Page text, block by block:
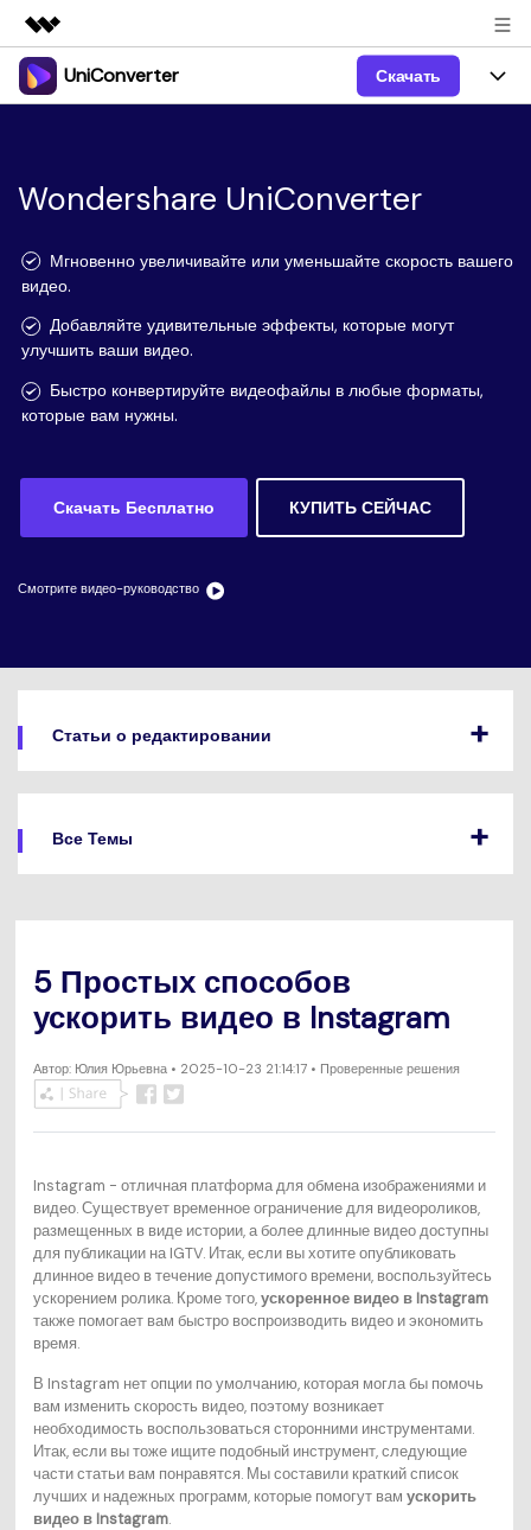
Рекомендуемые продукты
Решения
О нас
Новости
Покупка
UniConverter Скачать
Windows
Mac
UniConverter для Mac
Функции
AI функции
Больше инструментов
Руководство
Блог
Пользователи Социальных Сетей
Фотография
ВидеоурокиПосмотрите видеоурок и узнайте, как использовать
Поддержка
UniConverter.
устройств и графических процессоров.
search
Wondershare UniConverter
Мгновенно увеличивайте или уменьшайте скорость вашего
видео.
Добавляйте удивительные эффекты, которые могут
улучшить ваши видео.
Быстро конвертируйте видеофайлы в любые форматы,
которые вам нужны.
Скачать Бесплатно КУПИТЬ СЕЙЧАС
Смотрите видео-руководство
Статьи о редактировании
Все Темы
5 Простых способов
ускорить видео в Instagram
Автор:Юлия Юрьевна• 2025-10-23 21:14:17 • Проверенные решения
Instagram - отличная платформа для обмена изображениями и
видео. Существует временное ограничение для видеороликов,
размещенных в виде истории, а более длинные видео доступны
для публикации на IGTV. Итак, если вы хотите опубликовать
длинное видео в течение допустимого времени, воспользуйтесь
ускорением ролика. Кроме того,ускоренное видео в Instagram
также помогает вам быстро воспроизводить видео и экономить
время.
В Instagram нет опции по умолчанию, которая могла бы помочь
вам изменить скорость видео, поэтому возникает
необходимость воспользоваться сторонними инструментами.
Итак, если вы тоже ищите подобный инструмент, следующие
части статьи вам понравятся. Мы составили краткий список
лучших и надежных программ, которые помогут вам ускорить
видео в Instagram.